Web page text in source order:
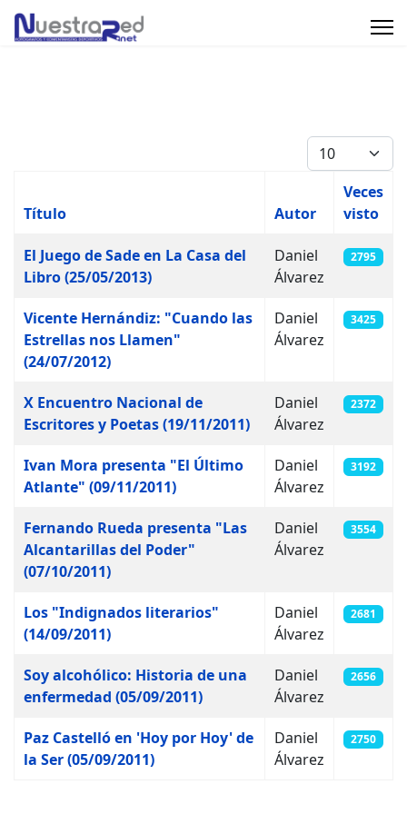
Cantidad
Título Autor
Veces
visto
El Juego de Sade en La Casa del
Libro (25/05/2013)
Daniel
Álvarez
2795
Vicente Hernándiz: "Cuando las
Estrellas nos Llamen"
(24/07/2012)
Daniel
Álvarez
3425
X Encuentro Nacional de
Escritores y Poetas (19/11/2011)
Daniel
Álvarez
2372
Ivan Mora presenta "El Último
Atlante" (09/11/2011)
Daniel
Álvarez
3192
Fernando Rueda presenta "Las
Alcantarillas del Poder"
(07/10/2011)
Daniel
Álvarez
3554
Los "Indignados literarios"
(14/09/2011)
Daniel
Álvarez
2681
Soy alcohólico: Historia de una
enfermedad (05/09/2011)
Daniel
Álvarez
2656
Paz Castelló en 'Hoy por Hoy' de
la Ser (05/09/2011)
Daniel
Álvarez
2750